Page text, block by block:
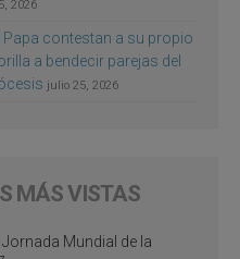
2026
contestan a su propio
a bendecir parejas del
julio 25, 2026
MÁS VISTAS
Mundial de la